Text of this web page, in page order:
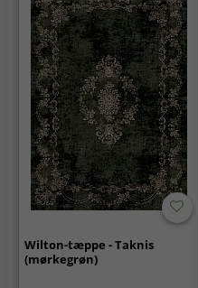
Wilton-tæppe - Taknis
(mørkegrøn)